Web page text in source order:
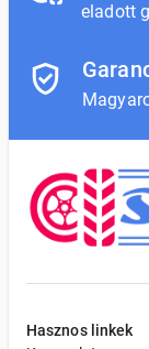
eladott
Hasznos linkek